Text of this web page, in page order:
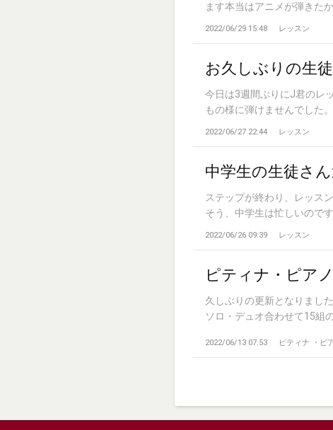
ます本当はアニメが弾きたか
2022/06/29 15:48 レッスン
お久しぶりの生
今日は3週間ぶりにJ君のレ
もの様に弾けませんでした。
2022/06/27 22:44 レッスン
中学生の生徒さ
ステップが終わり、レッス
そう、中学生は忙しいのです
2022/06/26 09:39 レッスン
ピティナ・ピア
久しぶりの更新となりまし
ソロ・デュオ合わせて15組
2022/06/13 07:53 ピティナ ・ピ